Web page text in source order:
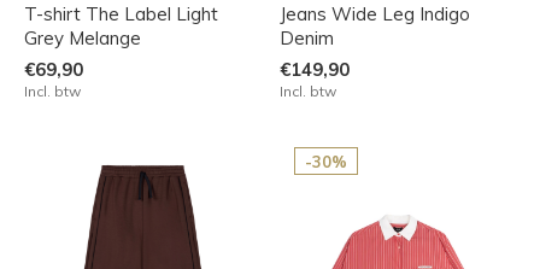
T-shirt The Label Light
Grey Melange
€69,90
Incl. btw
Jeans Wide Leg Indigo
Denim
€149,90
Incl. btw
-30%